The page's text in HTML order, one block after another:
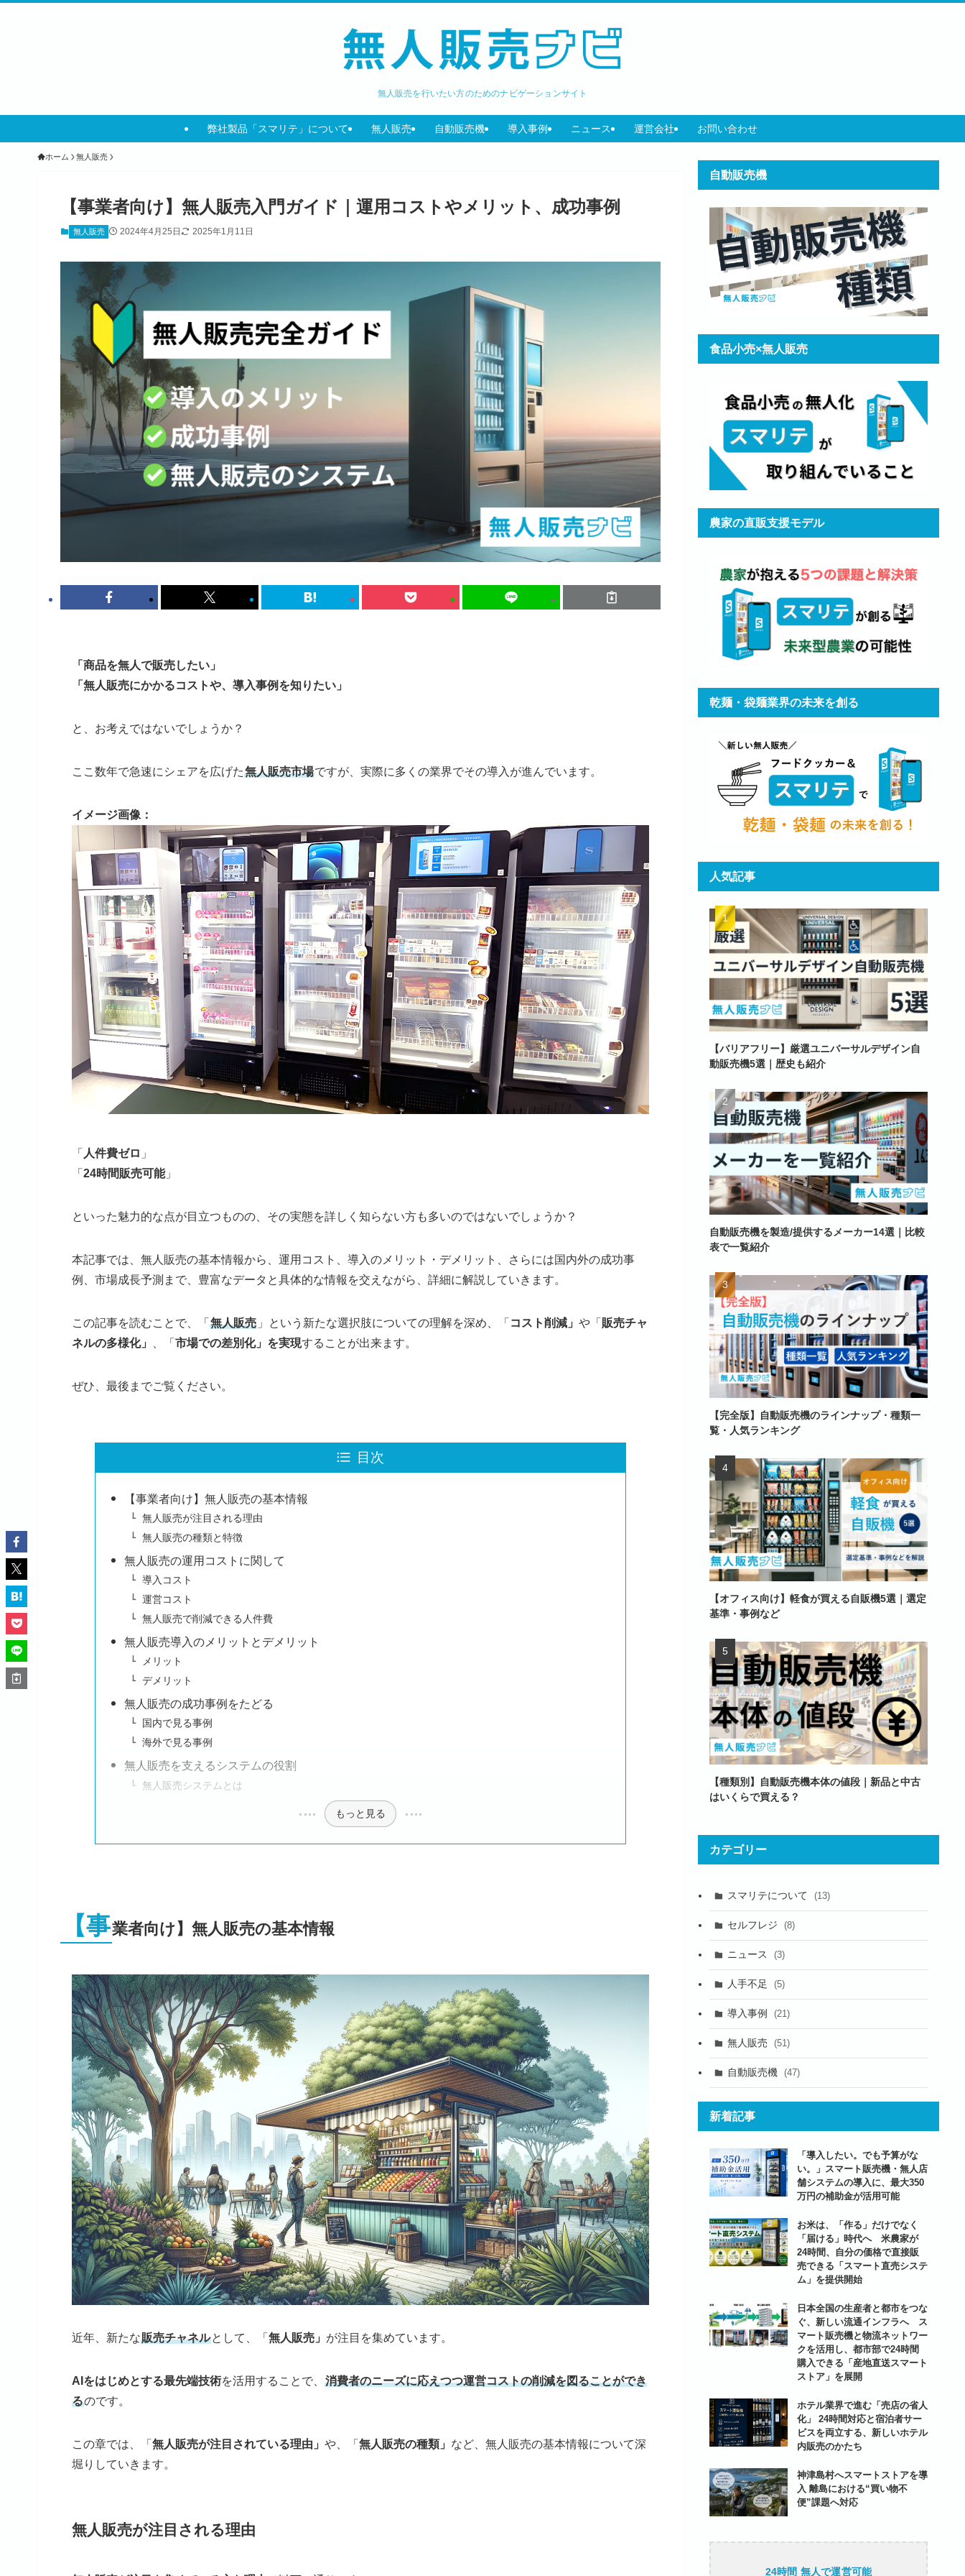
無人販売を行いたい方のためのナビゲーションサイト
弊社製品「スマリテ」について 無人販売 自動販売機 導入事例 ニュース 運営会社 お問い合わせ
ホーム 無人販売
【事業者向け】無人販売入門ガイド｜運用コストやメリット、成功事例
無人販売 2024年4月25日 2025年1月11日
「商品を無人で販売したい」
「無人販売にかかるコストや、導入事例を知りたい」
と、お考えではないでしょうか？
ここ数年で急速にシェアを広げた無人販売市場ですが、実際に多くの業界でその導入が進んでいます。
イメージ画像：
「 人件費ゼロ 」
「 24時間販売可能」
といった魅力的な点が目立つものの、その実態を詳しく知らない方も多いのではないでしょうか？
本記事では、無人販売の基本情報から、運用コスト、導入のメリット・デメリット、さらには国内外の成功事
例、市場成長予測まで、豊富なデータと具体的な情報を交えながら、詳細に解説していきます。
この記事を読むことで、「 無人販売 」という新たな選択肢についての理解を深め、「 コスト削減」 や「 販売チャ
ネルの多様化」
、「 市場での差別化」を実現することが出来ます。
ぜひ、最後までご覧ください。
目次
【事業者向け】無人販売の基本情報
無人販売が注目される理由
無人販売の種類と特徴
無人販売の運用コストに関して
導入コスト
運営コスト
無人販売で削減できる人件費
無人販売導入のメリットとデメリット
メリット
デメリット
無人販売の成功事例をたどる
国内で見る事例
海外で見る事例
無人販売を支えるシステムの役割
無人販売システムとは
もっと見る
【事業者向け】無人販売の基本情報
近年、新たな販売チャネルとして、「 無人販売」 が注目を集めています。
AIをはじめとする最先端技術を活用することで、 消費者のニーズに応えつつ運営コストの削減を図ることができ
るのです。
この章では、「 無人販売が注目されている理由」 や、「 無人販売の種類」 など、無人販売の基本情報について深
堀りしていきます。
無人販売が注目される理由
自動販売機
食品小売×無人販売
農家の直販支援モデル
乾麺・袋麺業界の未来を創る
人気記事
【バリアフリー】厳選ユニバーサルデザイン自
動販売機5選｜歴史も紹介
自動販売機を製造/提供するメーカー14選｜比較
表で一覧紹介
【完全版】自動販売機のラインナップ・種類一
覧・人気ランキング
【オフィス向け】軽食が買える自販機5選｜選定
基準・事例など
【種類別】自動販売機本体の値段｜新品と中古
はいくらで買える？
カテゴリー
スマリテについて (13)
セルフレジ (8)
ニュース (3)
人手不足 (5)
導入事例 (21)
無人販売 (51)
自動販売機 (47)
新着記事
「導入したい。でも予算がな
い。」スマート販売機・無人店
舗システムの導入に、最大350
万円の補助金が活用可能
お米は、「作る」だけでなく
「届ける」時代へ 米農家が
24時間、自分の価格で直接販
売できる「スマート直売システ
ム」を提供開始
日本全国の生産者と都市をつな
ぐ、新しい流通インフラへ ス
マート販売機と物流ネットワー
クを活用し、都市部で24時間
購入できる「産地直送スマート
ストア」を展開
ホテル業界で進む「売店の省人
化」 24時間対応と宿泊者サー
ビスを両立する、新しいホテル
内販売のかたち
神津島村へスマートストアを導
入 離島における“買い物不
便”課題へ対応
24時間 無人で運営可能